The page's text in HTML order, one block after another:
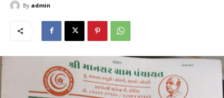
By admin